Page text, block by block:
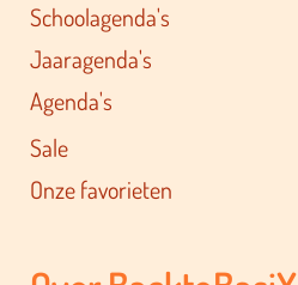
Schoolagenda's
Jaaragenda's
Agenda's
Sale
Onze favorieten